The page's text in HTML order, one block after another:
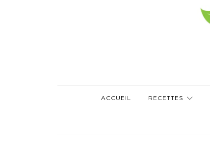
ACCUEIL RECETTES